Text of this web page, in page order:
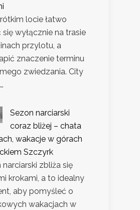
locie łatwo
się wyłącznie na trasie
przylotu, a
znaczenie terminu
zwiedzania. City
Sezon narciarski
coraz bliżej – chata
wakacje w górach
Szczyrk
narciarski zbliża się
krokami, a to idealny
aby pomyśleć o
wakacjach w